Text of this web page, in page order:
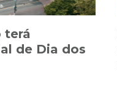
terá
de Dia dos